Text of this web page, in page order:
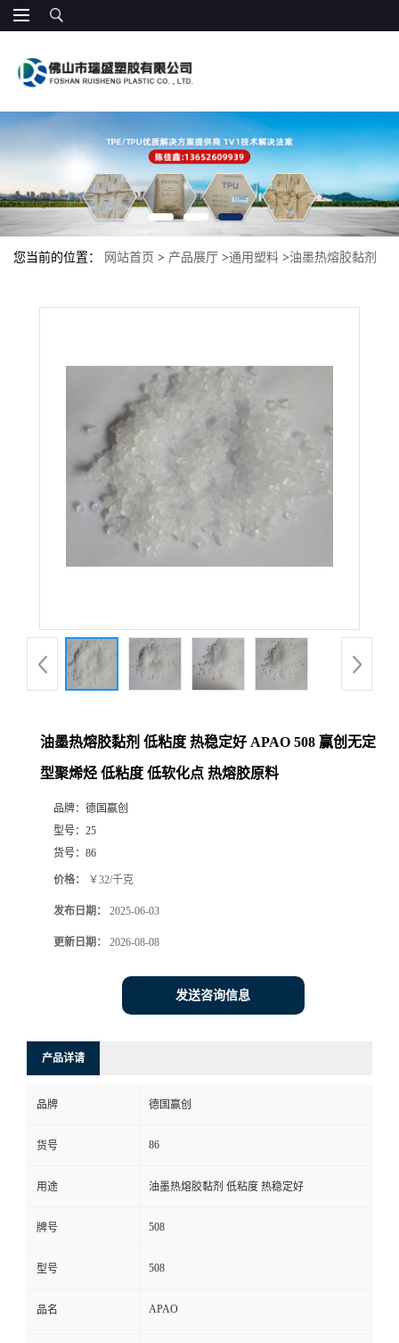
您当前的位置： 网站首页 > 产品展厅 >通用塑料 >油墨热熔胶黏剂
油墨热熔胶黏剂 低粘度 热稳定好 APAO 508 赢创无定
型聚烯烃 低粘度 低软化点 热熔胶原料
品牌： 德国赢创
型号： 25
货号： 86
价格： ￥32/千克
发布日期： 2025-06-03
更新日期： 2026-08-08
发送咨询信息
产品详请
品牌 德国赢创
货号 86
用途 油墨热熔胶黏剂 低粘度 热稳定好
牌号 508
型号 508
品名 APAO